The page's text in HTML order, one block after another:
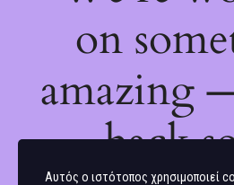
on
amazing
back
Αυτός ο ιστότοπος χρησιμοποιεί